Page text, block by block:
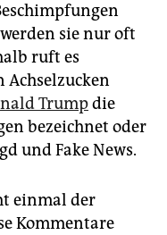
sie nur oft
ruft es
Achselzucken
Trumpdie
bezeichnet oder
und Fake News.
einmal der
Kommentare